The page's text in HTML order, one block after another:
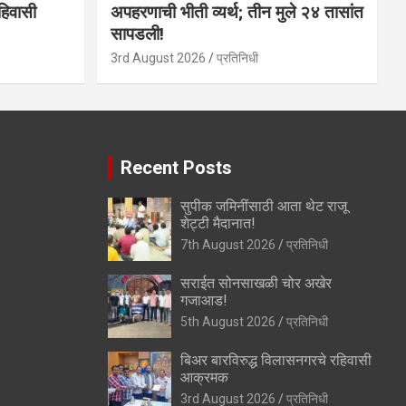
अपहरणाची भीती व्यर्थ; तीन मुले २४ तासांत
सापडली!
3rd August 2026 प्रतिनिधी
Recent Posts
सुपीक जमिनींसाठी आता थेट राजू
शेट्टी मैदानात!
7th August 2026 प्रतिनिधी
सराईत सोनसाखळी चोर अखेर
गजाआड!
5th August 2026 प्रतिनिधी
बिअर बारविरुद्ध विलासनगरचे रहिवासी
आक्रमक
3rd August 2026 प्रतिनिधी